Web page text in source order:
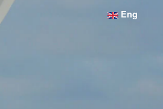
Eng